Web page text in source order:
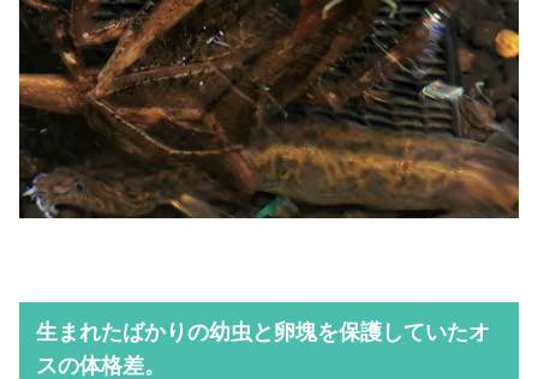
生まれたばかりの幼虫と卵塊を保護していたオ
スの体格差。